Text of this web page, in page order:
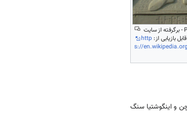
Pharnavaz I - برگرفته از سایت
http
s://
و اینگوشتیا سنگ